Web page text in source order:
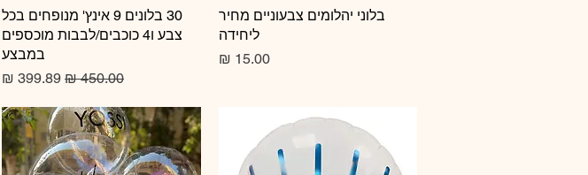
תצוגה מהירה
בלוני יהלומים צבעוניים מחיר
ליחידה
מחיר‏15.00 ‏₪
תצוגה מהירה
30 בלונים 9 אינץ' מנופחים בכל
צבע ו4 כוכבים/לבבות מוכספים
במבצע
מחיר רגיל מחיר מבצע